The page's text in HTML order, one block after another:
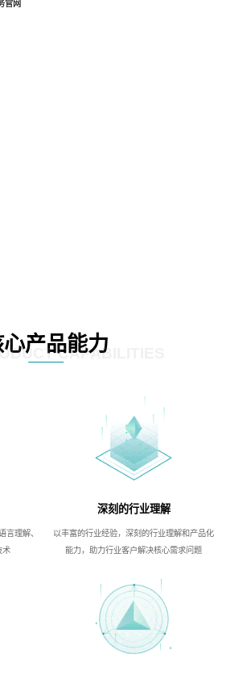
官网
产品能力
CAPABILITIES
言理解、
术
深刻的行业理解
以丰富的行业经验，深刻的行业理解和产品化
能力，助力行业客户解决核心需求问题